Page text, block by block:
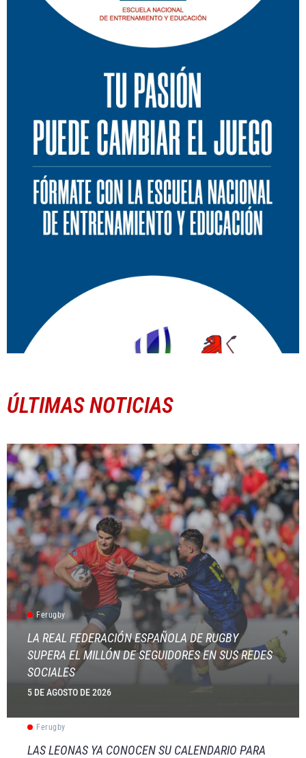
ÚLTIMAS NOTICIAS
Ferugby
LA REAL FEDERACIÓN ESPAÑOLA DE RUGBY
SUPERA EL MILLÓN DE SEGUIDORES EN SUS REDES
SOCIALES
5 DE AGOSTO DE 2026
Ferugby
LAS LEONAS YA CONOCEN SU CALENDARIO PARA